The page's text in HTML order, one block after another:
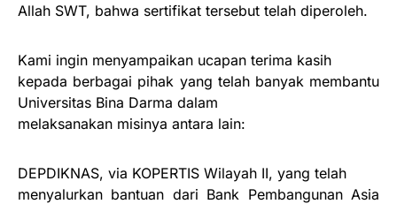
Allah SWT, bahwa sertifikat tersebut telah diperoleh.
Kami ingin menyampaikan ucapan terima kasih
kepada berbagai pihak yang telah banyak membantu
Universitas Bina Darma dalam
melaksanakan misinya antara lain:
DEPDIKNAS, via KOPERTIS Wilayah II, yang telah
menyalurkan bantuan dari Bank Pembangunan Asia